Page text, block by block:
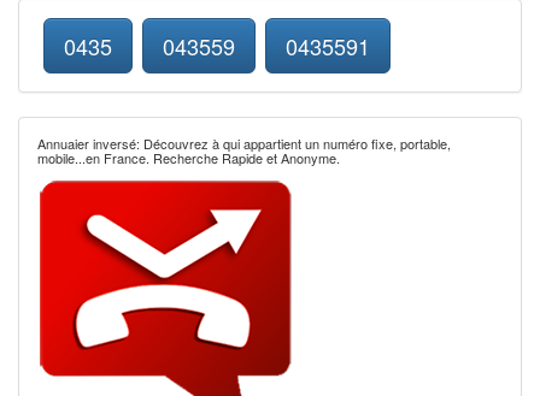
0435 043559 0435591
Annuaier inversé: Découvrez à qui appartient un numéro fixe, portable,
mobile...en France. Recherche Rapide et Anonyme.